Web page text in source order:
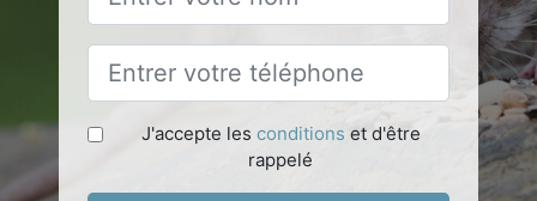
J'accepte les conditions et d'être
rappelé